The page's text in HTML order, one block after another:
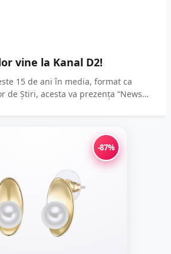
vine la Kanal D2!
15 de ani în media, format ca
de Știri, acesta va prezența “News
-87%